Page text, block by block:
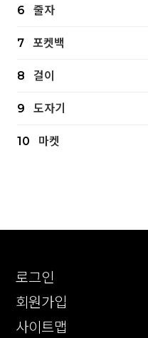
6 줄자
7 포켓백
8 걸이
9 도자기
10 마켓
로그인
회원가입
사이트맵